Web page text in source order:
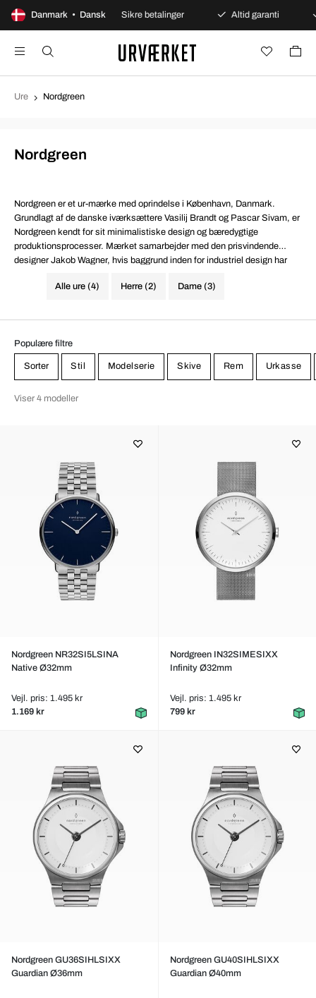
Danmark • Dansk
åbent køb Sikre betalinger Altid garanti
Ure Nordgreen
Nordgreen
Nordgreen er et ur-mærke med oprindelse i København, Danmark.
Grundlagt af de danske iværksættere Vasilij Brandt og Pascar Sivam, er
Nordgreen kendt for sit minimalistiske design og bæredygtige
produktionsprocesser. Mærket samarbejder med den prisvindende
designer Jakob Wagner, hvis baggrund inden for industriel design har
Alle ure (4)
Herre (2) Dame (3)
Populære filtre
Sorter Stil Modelserie Skive Rem Urkasse
Viser 4 modeller
Nordgreen NR32SI5LSINA
Native Ø32mm
Vejl. pris: 1.495 kr
1.169 kr
Nordgreen IN32SIMESIXX
Infinity Ø32mm
Vejl. pris: 1.495 kr
799 kr
Nordgreen GU36SIHLSIXX
Guardian Ø36mm
Nordgreen GU40SIHLSIXX
Guardian Ø40mm